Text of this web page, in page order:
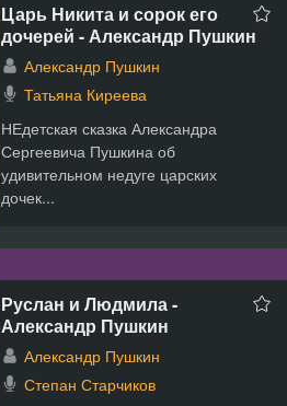
Царь Никита и сорок его
дочерей - Александр Пушкин
Александр Пушкин
Татьяна Киреева
НЕдетская сказка Александра
Сергеевича Пушкина об
удивительном недуге царских
дочек...
Руслан и Людмила -
Александр Пушкин
Александр Пушкин
Степан Старчиков